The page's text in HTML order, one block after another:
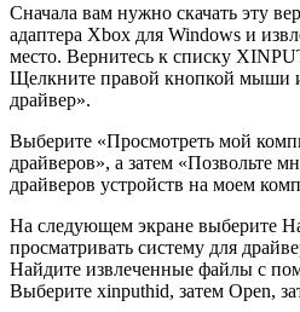
Сначала вам нужно скачать эту
адаптера Xbox для Windows и
место. Вернитесь к списку
Щелкните правой кнопкой мыши
драйвер».
Выберите «Просмотреть мой
драйверов», а затем «Позвольте
драйверов устройств на моем
На следующем экране выберите
просматривать систему для
Найдите извлеченные файлы с
Выберите xinputhid, затем Open,